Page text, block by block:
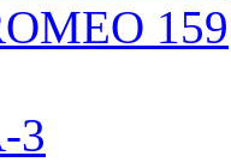
159
3